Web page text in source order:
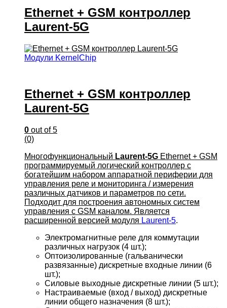
Ethernet + GSM контроллер
Laurent-5G
Модули KernelChip
Ethernet + GSM контроллер
Laurent-5G
0 out of 5
(0)
Многофункциональный Laurent-5G Ethernet + GSM
программируемый логический контроллер с
богатейшим набором аппаратной периферии для
управления реле и мониторинга / измерения
различных датчиков и параметров по сети.
Подходит для построения автономных систем
управления с GSM каналом. Является
расширенной версией модуля Laurent-5.
Электромагнитные реле для коммутации
различных нагрузок (4 шт.);
Оптоизолированные (гальванически
развязанные) дискретные входные линии (6
шт.);
Силовые выходные дискретные линии (5 шт.);
Настраиваемые (вход / выход) дискретные
линии общего назначения (8 шт.);